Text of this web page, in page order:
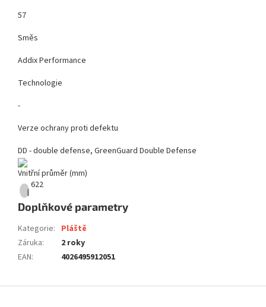
57
Směs
Addix Performance
Technologie
-
Verze ochrany proti defektu
DD - double defense, GreenGuard Double Defense
Vnitřní průměr (mm)
i
622
Doplňkové parametry
Kategorie: Pláště
Záruka:
2 roky
EAN: 4026495912051